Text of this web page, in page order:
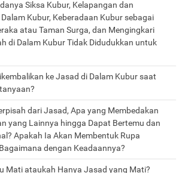
Siksa Kubur, Kelapangan dan
Kubur, Keberadaan Kubur sebagai
atau Taman Surga, dan Mengingkari
di Dalam Kubur Tidak Didudukkan untuk
ke Jasad di Dalam Kubur saat
dari Jasad, Apa yang Membedakan
yang Lainnya hingga Dapat Bertemu dan
Apakah Ia Akan Membentuk Rupa
dengan Keadaannya?
Mati ataukah Hanya Jasad yang Mati?